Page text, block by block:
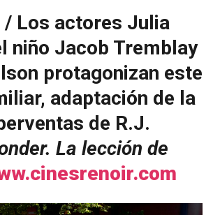
/ Los actores Julia
niño Jacob Tremblay
protagonizan este
adaptación de la
de R.J.
La lección de